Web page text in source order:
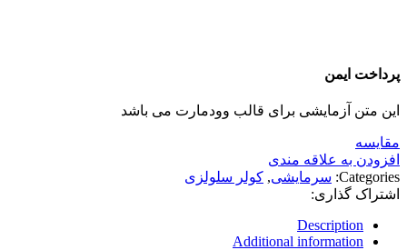
پرداخت ایمن
این متن آزمایشی برای قالب وودمارت می باشد
مقايسه
افزودن به علاقه مندی
Categories: سرمایشی, کولر سلولزی
اشتراک گذاری:
Description
Additional information